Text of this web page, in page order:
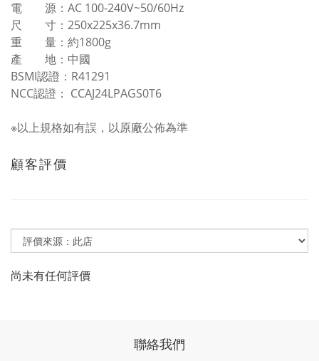
電 源：AC 100-240V~50/60Hz
尺 寸：250x225x36.7mm
重 量：約1800g
產 地：中國
BSMI認證：R41291
NCC認證： CCAJ24LPAGS0T6
※以上規格如有誤，以原廠公佈為準
顧客評價
尚未有任何評價
聯絡我們